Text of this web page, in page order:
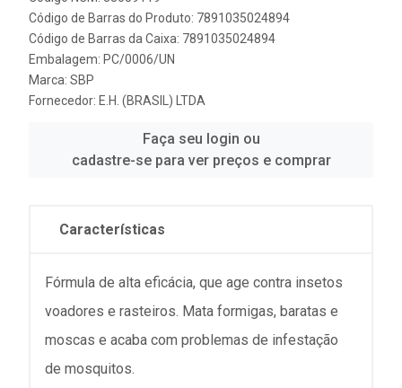
Código de Barras do Produto: 7891035024894
Código de Barras da Caixa: 7891035024894
Embalagem: PC/0006/UN
Marca: SBP
Fornecedor: E.H. (BRASIL) LTDA
Faça seu login ou
cadastre-se para ver preços e comprar
Características
Fórmula de alta eficácia, que age contra insetos
voadores e rasteiros. Mata formigas, baratas e
moscas e acaba com problemas de infestação
de mosquitos.